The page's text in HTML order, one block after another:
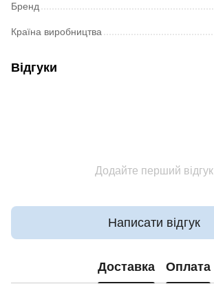
Бренд
Країна виробництва
Відгуки
Додайте перший відгук
Написати відгук
Доставка Оплата